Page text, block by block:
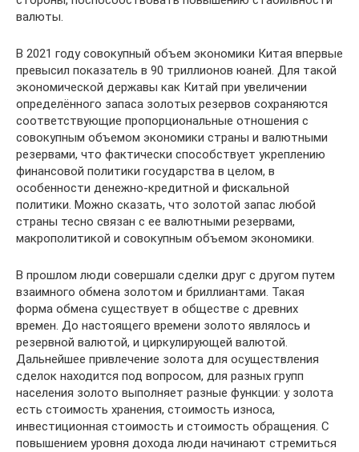
валюты.
В 2021 году совокупный объем экономики Китая впервые
превысил показатель в 90 триллионов юаней. Для такой
экономической державы как Китай при увеличении
определённого запаса золотых резервов сохраняются
соответствующие пропорциональные отношения с
совокупным объемом экономики страны и валютными
резервами, что фактически способствует укреплению
финансовой политики государства в целом, в
особенности денежно-кредитной и фискальной
политики. Можно сказать, что золотой запас любой
страны тесно связан с ее валютными резервами,
макрополитикой и совокупным объемом экономики.
В прошлом люди совершали сделки друг с другом путем
взаимного обмена золотом и бриллиантами. Такая
форма обмена существует в обществе с древних
времен. До настоящего времени золото являлось и
резервной валютой, и циркулирующей валютой.
Дальнейшее привлечение золота для осуществления
сделок находится под вопросом, для разных групп
населения золото выполняет разные функции: у золота
есть стоимость хранения, стоимость износа,
инвестиционная стоимость и стоимость обращения. С
повышением уровня дохода люди начинают стремиться